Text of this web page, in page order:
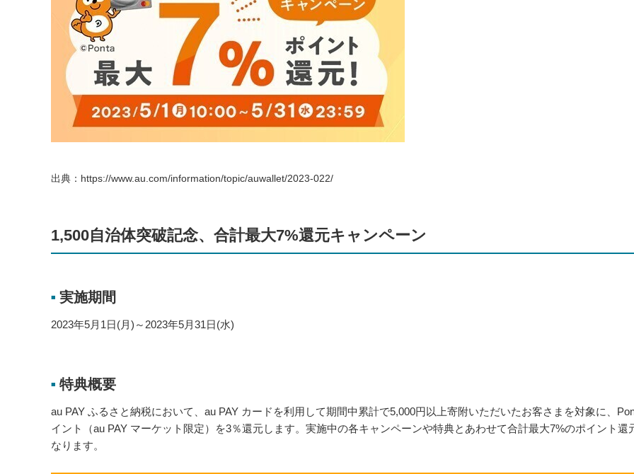
出典：https://www.au.com/information/topic/auwallet/2023-022/
1,500自治体突破記念、合計最大7%還元キャンペーン
■ 実施期間
2023年5月1日(月)～2023年5月31日(水)
■ 特典概要
au PAY ふるさと納税において、au PAY カードを利用して期間中累計で5,000円以上寄附いただいたお客さまを対象に、
イント（au PAY マーケット限定）を3％還元します。実施中の各キャンペーンや特典とあわせて合計最大7%のポイント還
なります。